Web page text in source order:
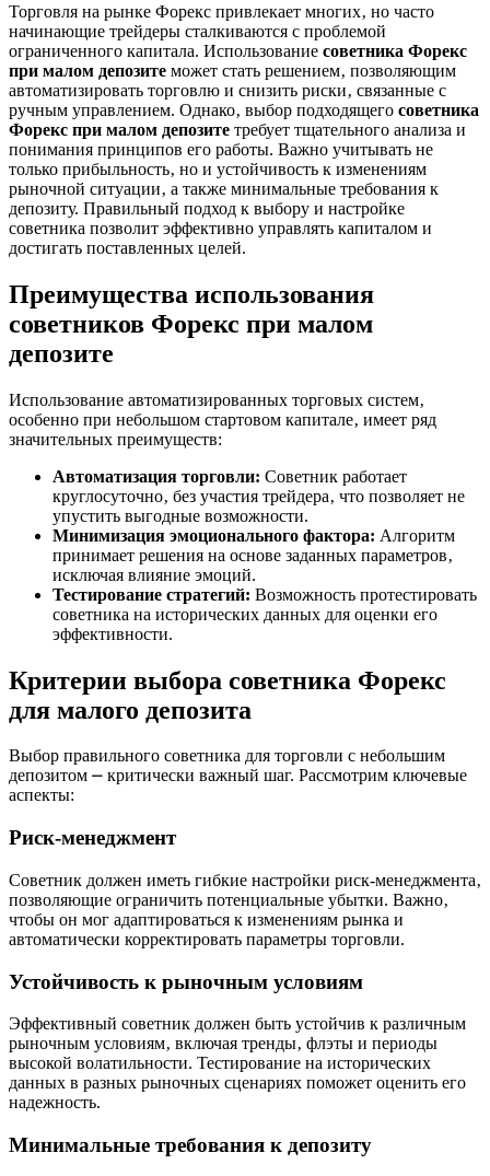
Торговля на рынке Форекс привлекает многих‚ но часто
начинающие трейдеры сталкиваются с проблемой
ограниченного капитала. Использование советника Форекс
при малом депозите может стать решением‚ позволяющим
автоматизировать торговлю и снизить риски‚ связанные с
ручным управлением. Однако‚ выбор подходящего советника
Форекс при малом депозите требует тщательного анализа и
понимания принципов его работы. Важно учитывать не
только прибыльность‚ но и устойчивость к изменениям
рыночной ситуации‚ а также минимальные требования к
депозиту. Правильный подход к выбору и настройке
советника позволит эффективно управлять капиталом и
достигать поставленных целей.
Преимущества использования
советников Форекс при малом
депозите
Использование автоматизированных торговых систем‚
особенно при небольшом стартовом капитале‚ имеет ряд
значительных преимуществ:
Автоматизация торговли: Советник работает
круглосуточно‚ без участия трейдера‚ что позволяет не
упустить выгодные возможности.
Минимизация эмоционального фактора: Алгоритм
принимает решения на основе заданных параметров‚
исключая влияние эмоций.
Тестирование стратегий: Возможность протестировать
советника на исторических данных для оценки его
эффективности.
Критерии выбора советника Форекс
для малого депозита
Выбор правильного советника для торговли с небольшим
депозитом ⎼ критически важный шаг. Рассмотрим ключевые
аспекты:
Риск-менеджмент
Советник должен иметь гибкие настройки риск-менеджмента‚
позволяющие ограничить потенциальные убытки. Важно‚
чтобы он мог адаптироваться к изменениям рынка и
автоматически корректировать параметры торговли.
Устойчивость к рыночным условиям
Эффективный советник должен быть устойчив к различным
рыночным условиям‚ включая тренды‚ флэты и периоды
высокой волатильности. Тестирование на исторических
данных в разных рыночных сценариях поможет оценить его
надежность.
Минимальные требования к депозиту